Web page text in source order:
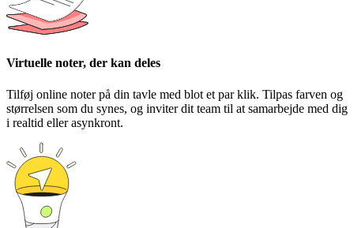
Virtuelle noter, der kan deles
Tilføj online noter på din tavle med blot et par klik. Tilpas farven og
størrelsen som du synes, og inviter dit team til at samarbejde med dig
i realtid eller asynkront.